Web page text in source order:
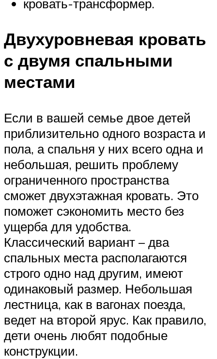
кровать-трансформер.
Двухуровневая кровать
с двумя спальными
местами
Если в вашей семье двое детей
приблизительно одного возраста и
пола, а спальня у них всего одна и
небольшая, решить проблему
ограниченного пространства
сможет двухэтажная кровать. Это
поможет сэкономить место без
ущерба для удобства.
Классический вариант – два
спальных места располагаются
строго одно над другим, имеют
одинаковый размер. Небольшая
лестница, как в вагонах поезда,
ведет на второй ярус. Как правило,
дети очень любят подобные
конструкции.